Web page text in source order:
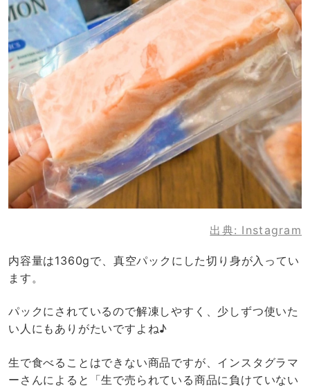
出典: Instagram
内容量は1360gで、真空パックにした切り身が入ってい
ます。
パックにされているので解凍しやすく、少しずつ使いた
い人にもありがたいですよね♪
生で食べることはできない商品ですが、インスタグラマ
ーさんによると「生で売られている商品に負けていない